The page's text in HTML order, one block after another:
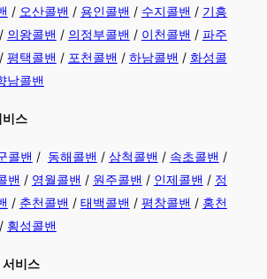
/ 오산콜밴 / 용인콜밴 / 수지콜밴 / 기흥
/ 의왕콜밴 / 의정부콜밴 / 이천콜밴 / 파주
/ 평택콜밴 / 포천콜밴 / 하남콜밴 / 화성콜
남콜밴
비스
콜밴 / 동해콜밴 / 삼척콜밴 / 속초콜밴 /
밴 / 영월콜밴 / 원주콜밴 / 인제콜밴 / 정
/ 춘천콜밴 / 태백콜밴 / 평창콜밴 / 홍천
/ 횡성콜밴
서비스